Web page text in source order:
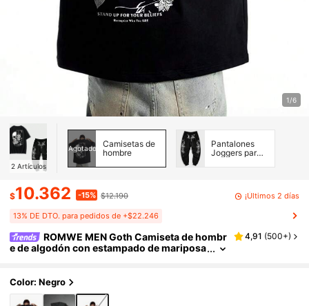
1/6
2 Artículos
Agotado
Camisetas de
hombre
Pantalones
Joggers para
$10.362 -15% $12.190 ¡Últimos 2 días
13% DE DTO. para pedidos de +$22.246
ROMWE MEN Goth Camiseta de hombr
e de algodón con estampado de mariposa
4,91 (500+)
Color: Negro